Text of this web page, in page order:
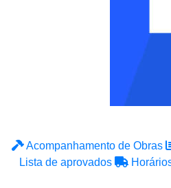
Acompanhamento de Obras
Lista de aprovados